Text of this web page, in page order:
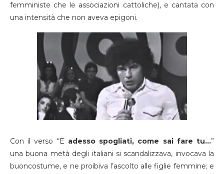
femministe che le associazioni cattoliche), e cantata con
una intensità che non aveva epigoni.
Con il verso “E adesso spogliati, come sai fare tu…”
una buona metà degli italiani si scandalizzava, invocava la
buoncostume, e ne proibiva l’ascolto alle figlie femmine; e